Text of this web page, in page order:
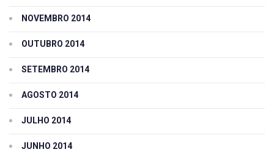
NOVEMBRO 2014
OUTUBRO 2014
SETEMBRO 2014
AGOSTO 2014
JULHO 2014
JUNHO 2014